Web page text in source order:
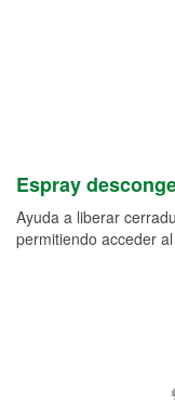
Espray
Ayuda a liberar
permitiendo acceder